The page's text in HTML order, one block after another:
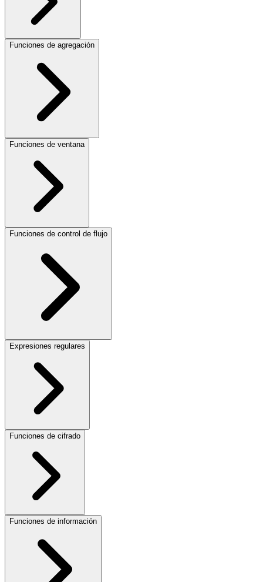
Funciones de agregación
Funciones de ventana
Funciones de control de flujo
Expresiones regulares
Funciones de cifrado
Funciones de información